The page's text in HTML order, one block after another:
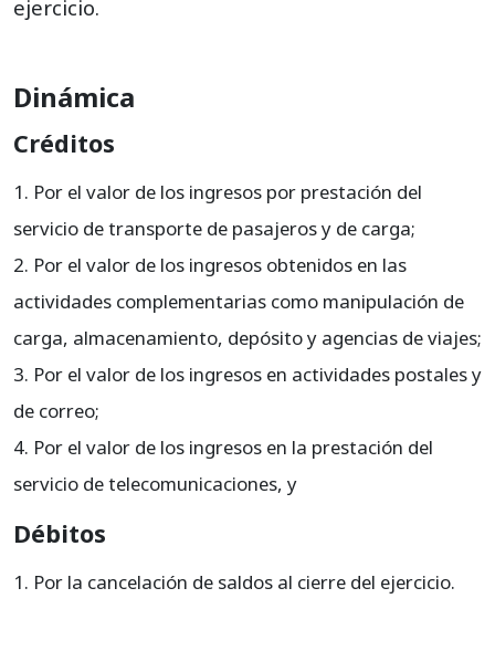
414570 Servicio de transmisión de datos
414575 Servicio de radio y televisión por cable
414595 Actividades conexas
414599 Ajustes por inflación
ejercicio.
Dinámica
Créditos
Por el valor de los ingresos por prestación del
servicio de transporte de pasajeros y de carga;
Por el valor de los ingresos obtenidos en las
actividades complementarias como manipulación de
carga, almacenamiento, depósito y agencias de viajes;
Por el valor de los ingresos en actividades postales y
de correo;
Por el valor de los ingresos en la prestación del
servicio de telecomunicaciones, y
Débitos
Por la cancelación de saldos al cierre del ejercicio.